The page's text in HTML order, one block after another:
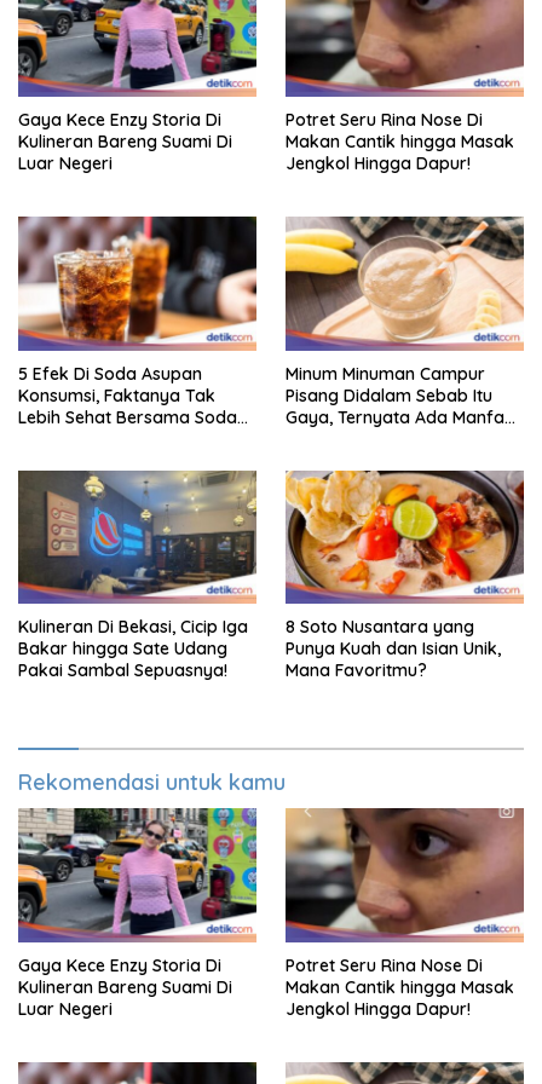
Gaya Kece Enzy Storia Di
Kulineran Bareng Suami Di
Luar Negeri
Potret Seru Rina Nose Di
Makan Cantik hingga Masak
Jengkol Hingga Dapur!
5 Efek Di Soda Asupan
Konsumsi, Faktanya Tak
Lebih Sehat Bersama Soda
Minum Minuman Campur
Pisang Didalam Sebab Itu
Gaya, Ternyata Ada Manfaat
Kulineran Di Bekasi, Cicip Iga
Bakar hingga Sate Udang
Pakai Sambal Sepuasnya!
8 Soto Nusantara yang
Punya Kuah dan Isian Unik,
Mana Favoritmu?
Rekomendasi untuk kamu
Gaya Kece Enzy Storia Di
Kulineran Bareng Suami Di
Luar Negeri
Potret Seru Rina Nose Di
Makan Cantik hingga Masak
Jengkol Hingga Dapur!